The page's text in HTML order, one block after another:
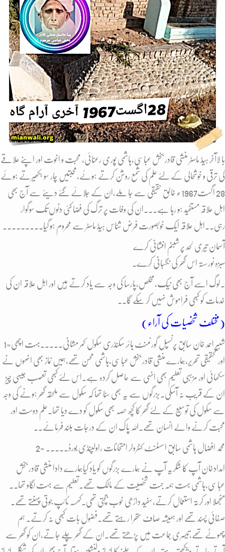
با لاآخر ہیڈ ماسٹر منشی قادر بخش عباسی،ہاشمی پوری رعنائی، محبت و اخوت اور اپنے علاقے
کی ترقی و خوشحالی کے لئے علم کی شمع روشن کرتے ہوئے،محبتیں چار سو بکھیرتے ہوئے
28 اگست1967ء خالق حقیقی سے جا ملے،ان کے جلائے گئے دیئے سے آج بھی
اہل علاقہ مستفید ہو رہا ہے۔۔۔ان کی وفات پر ترگ کی فضا کئی دنوں تک سوگوار
رہی۔۔اہل علاقہ ایک خوبصورت فرض شناس ہیڈ ماسٹر سے محروم ہو گیا۔۔۔۔۔۔۔۔۔
آسمان تیری لحد پر شبنم افشانی کرے
سبزہ نورستہ اس گھر کی نگہبانی کرے۔
۔لوگ اسے آج بھی نیک،مخلص،پارسا کی وجہ سے یاد کرتے ہیں اور اہل علاقہ ان کی
خدمات کو کبھی فراموش نہیں کر سکے گا۔۔
(مختلف شخصیات کی آراء)
1=شبیر احمد خان سابق پرنسپل گورنمنٹ ہائر سکنڈری سکول کمر مشانی۔۔۔۔۔بہت اچھی
اور تحقیقی تحریر،ہمارے منشی قادر بخش عباسی،ہاشمی محسن تھے،ہمیں نماز بھی انھوں نے
سکھائی اور مزہبی تعلیم بھی انہی سے حاصل کردہ ہے۔اس لئے کبھی تعصب جیسی چیز
ان کے قریب نہ آسکی۔بزرگوں سے یہ بھی سنا تھا کہ سکول سے ملحقہ گھر ہونے کی وجہ
سے سکول کی توسیع کے لئے گھر کا کچھ حصہ بھی سکول کو دے دیا تھا۔علم دوست اور
محبت کرنے والے انسان تھے۔اللہ پاک ان کے درجات بلند فرمائے۔۔
2= محمد افضال ہاشمی سابق اسسٹنٹ کنٹرولر امتحانات راولپنڈی بورڈ۔۔۔۔۔
امدادخان آپ کا شکریہ آپ نے ہمارے بزرگوں کو یاد کیاہمارے دادا منشی قادر بخش
عباسی،ہاشمی بہت ہمہ جہت شخصیت کے مالک تھے۔تعلیم سے بہت لگاو تھا۔۔
منجھلا اور کرتہ استعمال کرتے،سفید داڑھی خوب جچتی تھی۔کھسہ ٹائپ جوتی پہنتے تھے۔
صفائی پسند تھے اور ہمیشہ صاف ستھرا رہتے تھے۔فضول بات کبھی نہ کرتے۔ ہم
چھوٹے تھے،تیسری جماعت میں پڑھتے تھے۔ان کے گھر چلے جاتے،ان کو گھر سے